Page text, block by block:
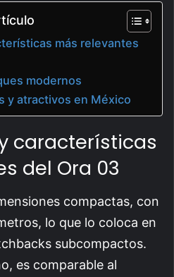
más relevantes
modernos
y atractivos en México
características
del Ora 03
compactas, con
lo que lo coloca en
subcompactos.
es comparable al